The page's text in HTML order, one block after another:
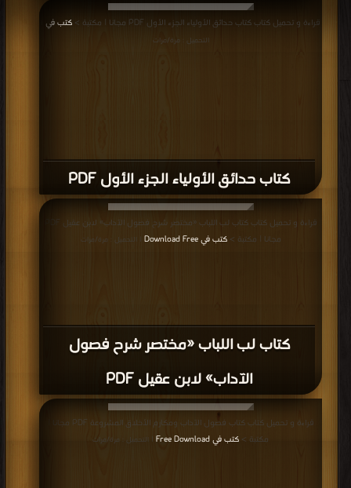
كتاب حدائق الأولياء الجزء الأول PDF
قراءة و تحميل كتاب كتاب حدائق الأولياء الجزء الأول PDF مجانا | مكتبة > كتب في
التحميل : مرة/مرات
كتاب لب اللباب «مختصر شرح فصول
الآداب» لابن عقيل PDF
مجانا | مكتبة >كتب في Download Free | التحميل : مرة/مرات
قراءة و تحميل كتاب كتاب فصول الآداب ومكارم الأخلاق المشروعة PDF مجانا |
مكتبة > كتب في Free Download | التحميل : مرة/مرات